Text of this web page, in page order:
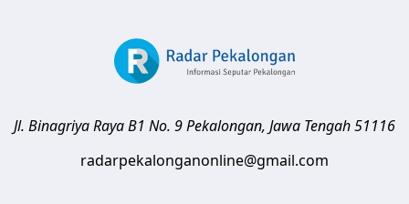
Jl. Binagriya Raya B1 No. 9Pekalongan, Jawa Tengah51116
radarpekalonganonline@gmail.com